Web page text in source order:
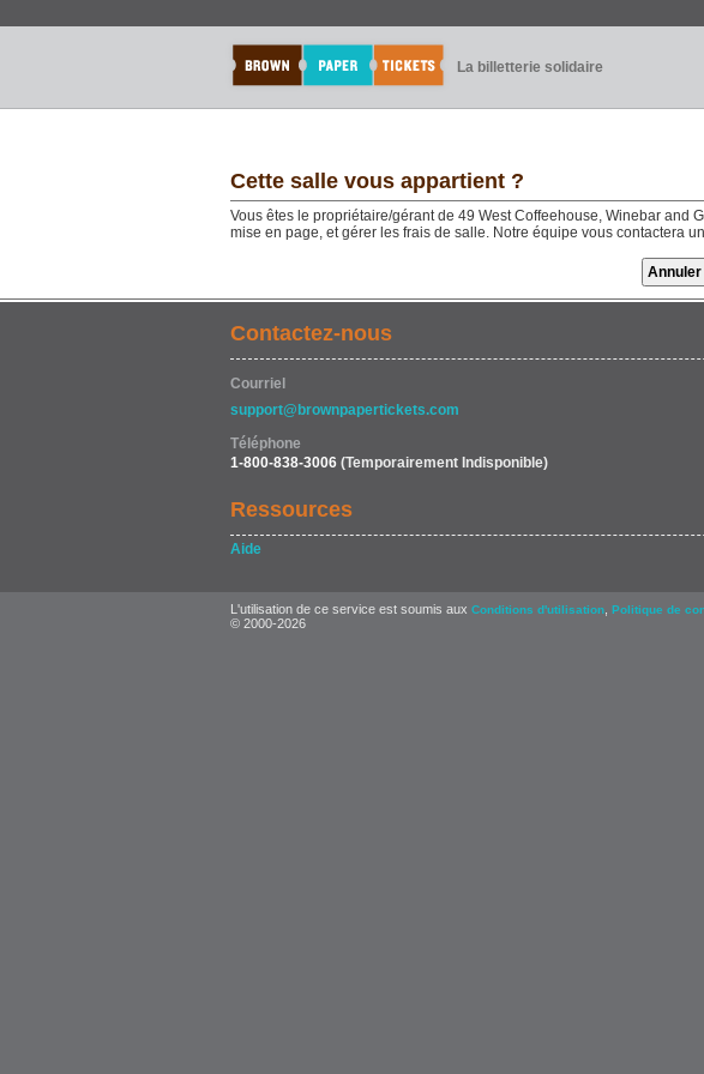
La billetterie solidaire
Cette salle vous appartient ?
Vous êtes le propriétaire/gérant de 49 West Coffeehouse, Winebar and
mise en page, et gérer les frais de salle. Notre équipe vous contactera
Contactez-nous
Courriel
support@brownpapertickets.com
Téléphone
1-800-838-3006 (Temporairement Indisponible)
Ressources
Aide
L'utilisation de ce service est soumis aux Conditions d'utilisation Politique de
© 2000-2026